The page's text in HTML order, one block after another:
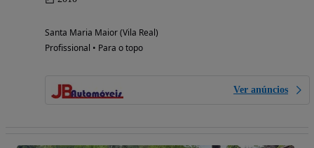
Santa Maria Maior (Vila Real)
Profissional • Para o topo
Ver anúncios